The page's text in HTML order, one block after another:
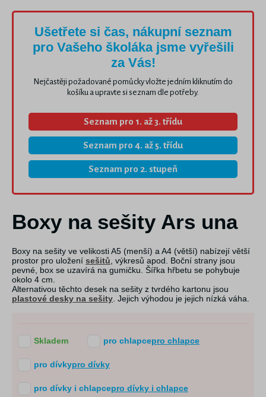
Ušetřete si čas, nákupní seznam
pro Vašeho školáka jsme vyřešili
za Vás!
Nejčastěji požadované pomůcky vložte jedním kliknutím do
košíku a upravte si seznam dle potřeby.
Seznam pro 1. až 3. třídu
Seznam pro 4. až 5. třídu
Seznam pro 2. stupeň
Boxy na sešity Ars una
Boxy na sešity ve velikosti A5 (menší) a A4 (větší) nabízejí větší
prostor pro uložení sešitů , výkresů apod. Boční strany jsou
pevné, box se uzavírá na gumičku. Šířka hřbetu se pohybuje
okolo 4 cm.
Alternativou těchto desek na sešity z tvrdého kartonu jsou
plastové desky na sešity . Jejich výhodou je jejich nízká váha.
Skladem pro chlapcepro chlapce
pro dívkypro dívky
pro dívky i chlapcepro dívky i chlapce